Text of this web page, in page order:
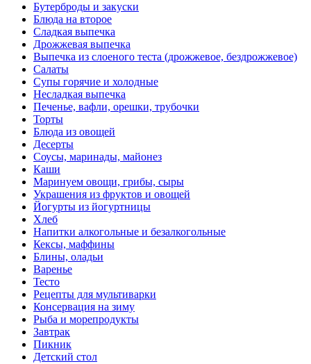
Бутерброды и закуски
Блюда на второе
Сладкая выпечка
Дрожжевая выпечка
Выпечка из слоеного теста (дрожжевое, бездрожжевое)
Салаты
Супы горячие и холодные
Несладкая выпечка
Печенье, вафли, орешки, трубочки
Торты
Блюда из овощей
Десерты
Соусы, маринады, майонез
Каши
Маринуем овощи, грибы, сыры
Украшения из фруктов и овощей
Йогурты из йогуртницы
Хлеб
Напитки алкогольные и безалкогольные
Кексы, маффины
Блины, оладьи
Варенье
Тесто
Рецепты для мультиварки
Консервация на зиму
Рыба и морепродукты
Завтрак
Пикник
Детский стол